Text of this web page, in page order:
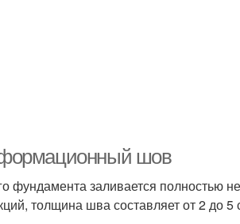
шов
фундамента заливается полностью
толщина шва составляет от 2 до